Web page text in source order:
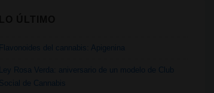
Flavonoides del cannabis: Apigenina
Ley Rosa Verda: aniversario de un modelo de Club
Social de Cannabis